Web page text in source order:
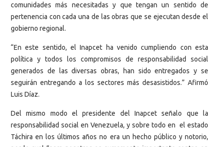
comunidades más necesitadas y que tengan un sentido de
pertenencia con cada una de las obras que se ejecutan desde el
gobierno regional.
“En este sentido, el Inapcet ha venido cumpliendo con esta
política y todos los compromisos de responsabilidad social
generados de las diversas obras, han sido entregados y se
seguirán entregando a los sectores más desasistidos.” Afirmó
Luis Díaz.
Del mismo modo el presidente del Inapcet señalo que la
responsabilidad social en Venezuela, y sobre todo en el estado
Táchira en los últimos años no era un hecho público y notorio,